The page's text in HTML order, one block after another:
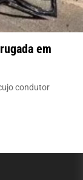
em
condutor